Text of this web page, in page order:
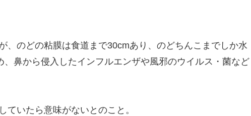
、のどの粘膜は食道まで30cmあり、のどちんこまでしか水
鼻から侵入したインフルエンザや風邪のウイルス・菌など
ていたら意味がないとのこと。